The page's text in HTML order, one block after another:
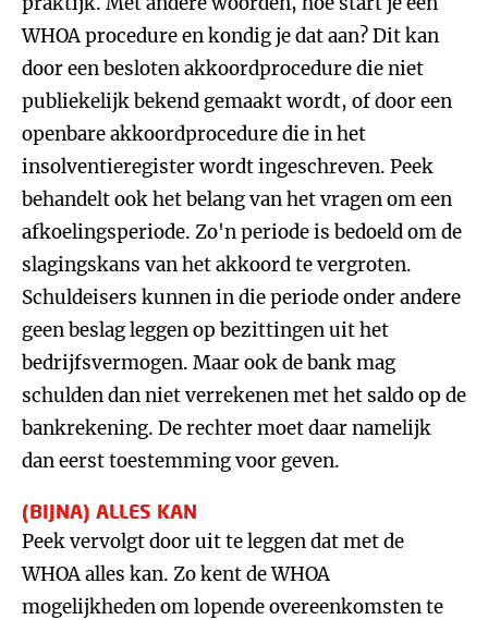
WHOA procedure en kondig je dat aan? Dit kan
door een besloten akkoordprocedure die niet
publiekelijk bekend gemaakt wordt, of door een
openbare akkoordprocedure die in het
insolventieregister wordt ingeschreven. Peek
behandelt ook het belang van het vragen om een
afkoelingsperiode. Zo'n periode is bedoeld om de
slagingskans van het akkoord te vergroten.
Schuldeisers kunnen in die periode onder andere
geen beslag leggen op bezittingen uit het
bedrijfsvermogen. Maar ook de bank mag
schulden dan niet verrekenen met het saldo op de
bankrekening. De rechter moet daar namelijk
dan eerst toestemming voor geven.
(BIJNA) ALLES KAN
Peek vervolgt door uit te leggen dat met de
WHOA alles kan. Zo kent de WHOA
mogelijkheden om lopende overeenkomsten te